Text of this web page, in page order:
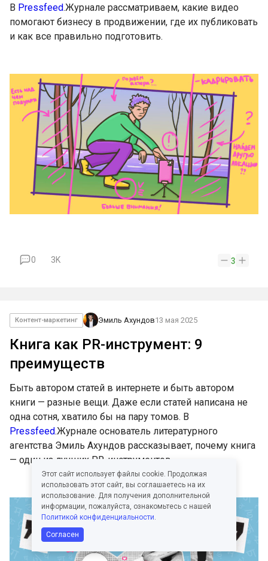
В Pressfeed.Журнале рассматриваем, какие видео
помогают бизнесу в продвижении, где их публиковать
и как все правильно подготовить.
0 3K 3
Контент-маркетинг Эмиль Ахундов13 мая 2025
Книга как PR-инструмент: 9
преимуществ
Быть автором статей в интернете и быть автором
книги — разные вещи. Даже если статей написана не
одна сотня, хватило бы на пару томов. В
Pressfeed.Журнале основатель литературного
агентства Эмиль Ахундов рассказывает, почему книга
— один из лучших PR-инструментов.
Этот сайт использует файлы cookie. Продолжая
использовать этот сайт, вы соглашаетесь на их
использование. Для получения дополнительной
информации, пожалуйста, ознакомьтесь с нашей
Политикой конфиденциальности.
Согласен